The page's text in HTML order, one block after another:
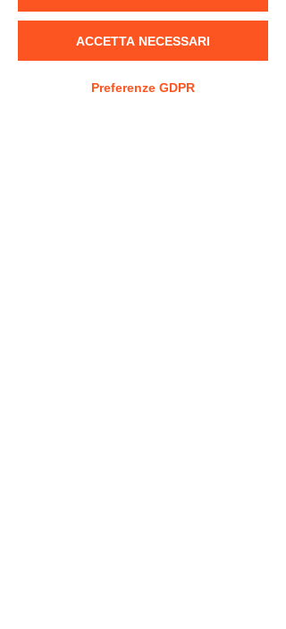
ATPICA accompagna gli
Scrivi un commento...
ACCETTA NECESSARI
Preferenze GDPR